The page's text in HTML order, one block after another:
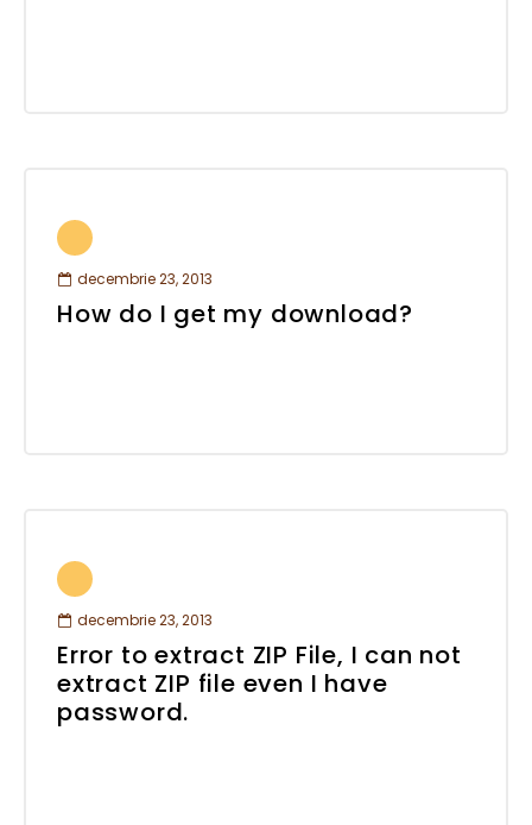
decembrie 23, 2013
How do I get my download?
decembrie 23, 2013
Error to extract ZIP File, I can not
extract ZIP file even I have
password.